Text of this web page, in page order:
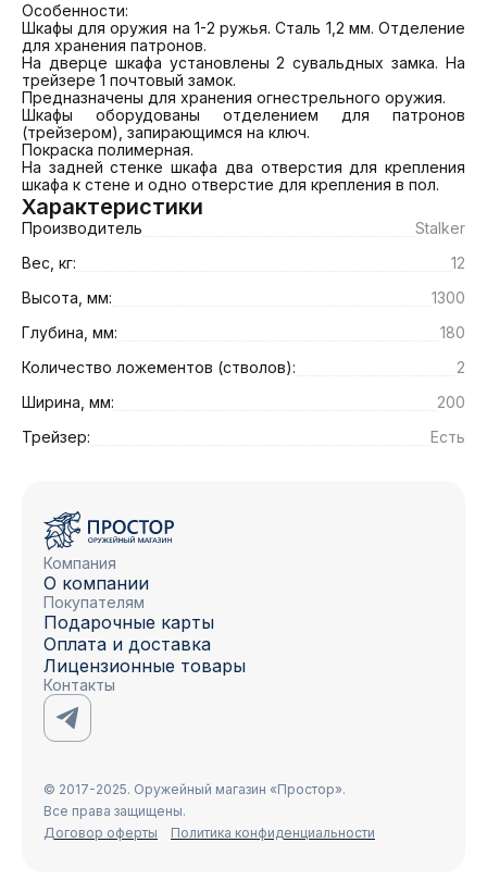
Особенности:
Шкафы для оружия на 1-2 ружья. Сталь 1,2 мм. Отделение
для хранения патронов.
На дверце шкафа установлены 2 сувальдных замка. На
трейзере 1 почтовый замок.
Предназначены для хранения огнестрельного оружия.
Шкафы оборудованы отделением для патронов
(трейзером), запирающимся на ключ.
Покраска полимерная.
На задней стенке шкафа два отверстия для крепления
шкафа к стене и одно отверстие для крепления в пол.
Характеристики
Производитель
Stalker
Вес, кг:
12
Высота, мм:
1300
Глубина, мм:
180
Количество ложементов (стволов):
2
Ширина, мм:
200
Трейзер:
Есть
Компания
О компании
Покупателям
Подарочные карты
Оплата и доставка
Лицензионные товары
Контакты
© 2017-2025. Оружейный магазин «Простор».
Все права защищены.
Договор оферты
Политика конфиденциальности